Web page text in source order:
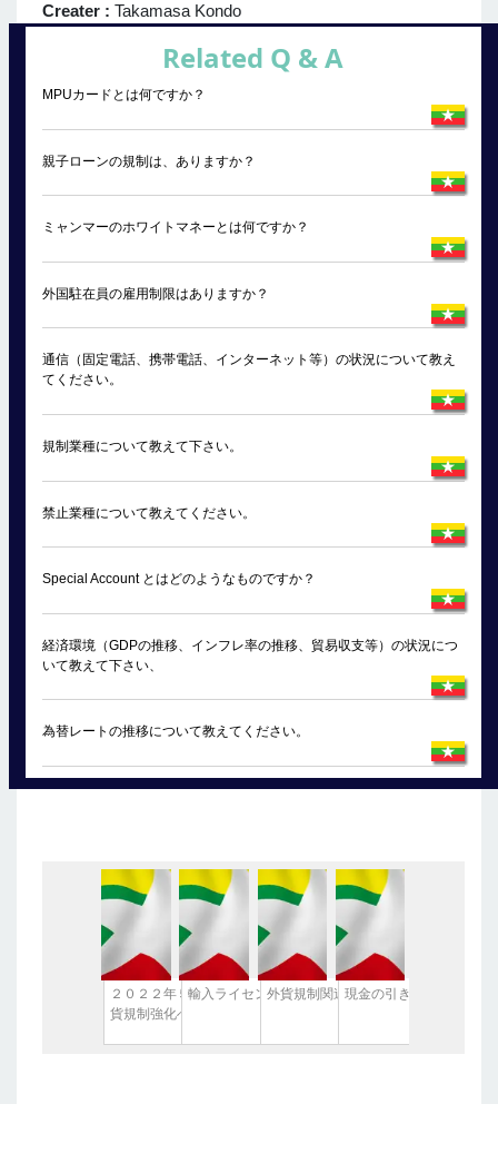
Creater : Takamasa Kondo
Related Q & A
MPUカードとは何ですか？
親子ローンの規制は、ありますか？
ミャンマーのホワイトマネーとは何ですか？
外国駐在員の雇用制限はありますか？
通信（固定電話、携帯電話、インターネット等）の状況について教え
てください。
規制業種について教えて下さい。
禁止業種について教えてください。
Special Account とはどのようなものですか？
経済環境（GDPの推移、インフレ率の推移、貿易収支等）の状況につ
いて教えて下さい、
為替レートの推移について教えてください。
２０２２年５月２５日、中央銀行通達：外
貨規制強化へ
輸入ライセンス取得に遅れ外貨規制関連情報 （2022/6/14現在
現金の引き出しについて